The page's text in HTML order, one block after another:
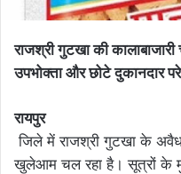
राजश्री गुटखा की
उपभोक्ता और छोटे दुकानदार
रायपुर
जिले में राजश्री गुटखा के
खुलेआम चल रहा है। सूत्रों के